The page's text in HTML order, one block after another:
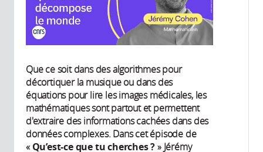
Que ce soit dans des algorithmes pour
décortiquer la musique ou dans des
équations pour lire les images médicales, les
mathématiques sont partout et permettent
d'extraire des informations cachées dans des
données complexes. Dans cet épisode de
« Qu’est-ce que tu cherches ?» Jérémy